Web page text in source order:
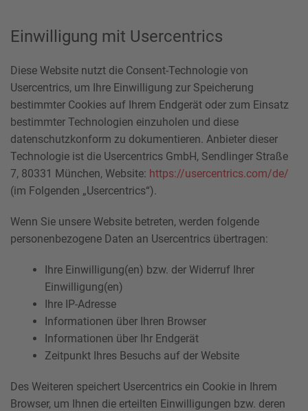
Einwilligung mit Usercentrics
Diese Website nutzt die Consent-Technologie von
Usercentrics, um Ihre Einwilligung zur Speicherung
bestimmter Cookies auf Ihrem Endgerät oder zum Einsatz
bestimmter Technologien einzuholen und diese
datenschutzkonform zu dokumentieren. Anbieter dieser
Technologie ist die Usercentrics GmbH, Sendlinger Straße
7, 80331 München, Website: https://usercentrics.com/de/
(im Folgenden „Usercentrics“).
Wenn Sie unsere Website betreten, werden folgende
personenbezogene Daten an Usercentrics übertragen:
Ihre Einwilligung(en) bzw. der Widerruf Ihrer
Einwilligung(en)
Ihre IP-Adresse
Informationen über Ihren Browser
Informationen über Ihr Endgerät
Zeitpunkt Ihres Besuchs auf der Website
Des Weiteren speichert Usercentrics ein Cookie in Ihrem
Browser, um Ihnen die erteilten Einwilligungen bzw. deren